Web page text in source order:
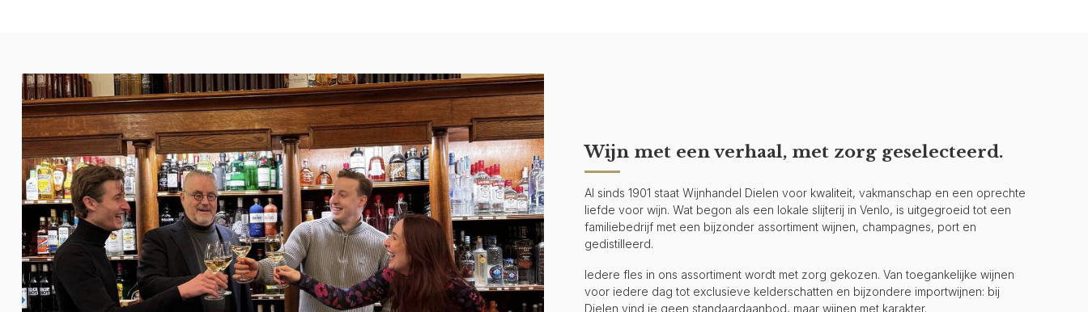
Wijn met een verhaal, met zorg geselecteerd.
Al sinds 1901 staat Wijnhandel Dielen voor kwaliteit, vakmanschap en een oprechte
liefde voor wijn. Wat begon als een lokale slijterij in Venlo, is uitgegroeid tot een
familiebedrijf met een bijzonder assortiment wijnen, champagnes, port en
gedistilleerd.
Iedere fles in ons assortiment wordt met zorg gekozen. Van toegankelijke wijnen
voor iedere dag tot exclusieve kelderschatten en bijzondere importwijnen: bij
Dielen vind je geen standaardaanbod, maar wijnen met karakter.